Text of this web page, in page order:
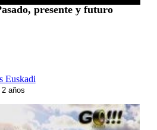
presente y futuro
Euskadi
2 años